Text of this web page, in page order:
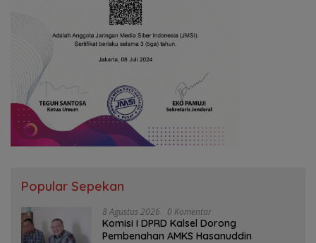
Popular Sepekan
8 Agustus 2026 0 Komentar
Komisi I DPRD Kalsel Dorong
Pembenahan AMKS Hasanuddin